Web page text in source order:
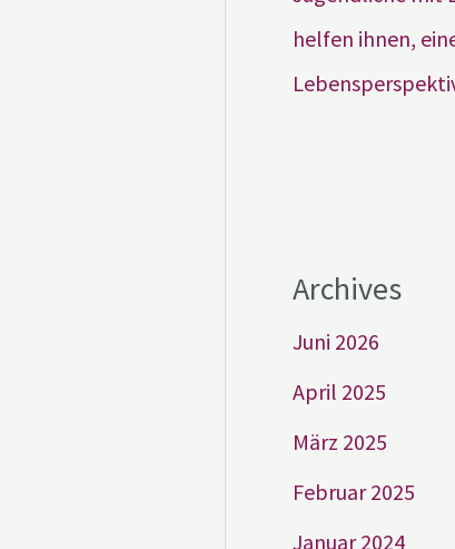
helfen ihnen,
Archives
Juni 2026
April 2025
März 2025
Februar 2025
Januar 2024